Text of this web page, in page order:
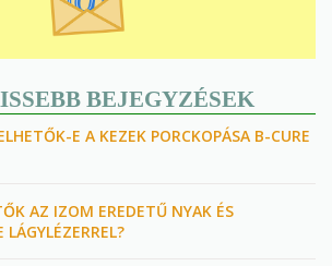
BEJEGYZÉSEK
E A KEZEK PORCKOPÁSA B-CURE
AZ IZOM EREDETŰ NYAK ÉS
LÁGYLÉZERREL?